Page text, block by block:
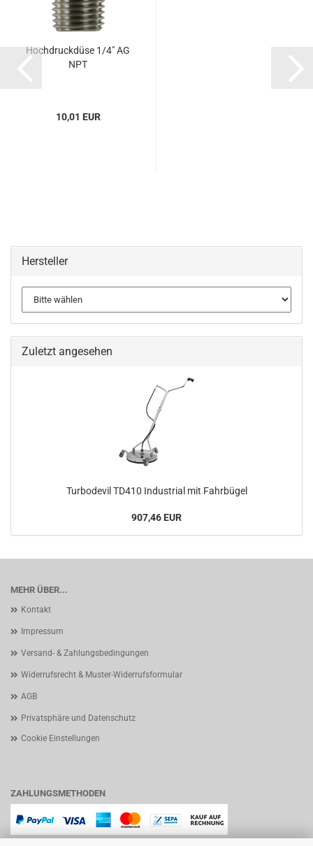
Hochdruckdüse 1/4" AG
NPT
10,01 EUR
Hersteller
Zuletzt angesehen
Turbodevil TD410 Industrial mit Fahrbügel
907,46 EUR
MEHR ÜBER...
Kontakt
Impressum
Versand- & Zahlungsbedingungen
Widerrufsrecht & Muster-Widerrufsformular
AGB
Privatsphäre und Datenschutz
Cookie Einstellungen
ZAHLUNGSMETHODEN